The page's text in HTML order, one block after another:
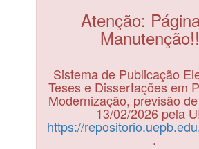
Atenção:
Sistema de Publicação
Teses e Dissertações em
Modernização, previsão
13/02/2026 pela
https://
.